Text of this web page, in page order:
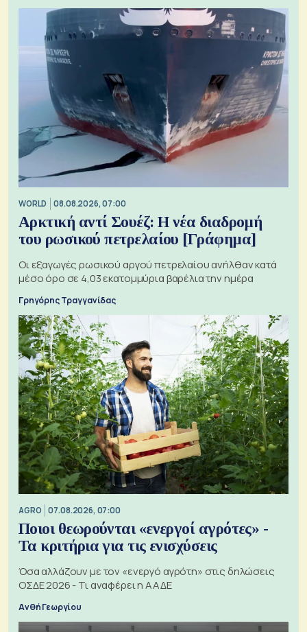
WORLD 08.08.2026, 07:00
Αρκτική αντί Σουέζ: Η νέα διαδρομή
του ρωσικού πετρελαίου [Γράφημα]
Οι εξαγωγές ρωσικού αργού πετρελαίου ανήλθαν κατά
μέσο όρο σε 4,03 εκατομμύρια βαρέλια την ημέρα
Γρηγόρης Τραγγανίδας
AGRO 07.08.2026, 07:00
Ποιοι θεωρούνται «ενεργοί αγρότες» -
Τα κριτήρια για τις ενισχύσεις
Όσα αλλάζουν με τον «ενεργό αγρότη» στις δηλώσεις
ΟΣΔΕ 2026 - Τι αναφέρει η ΑΑΔΕ
Ανθή Γεωργίου